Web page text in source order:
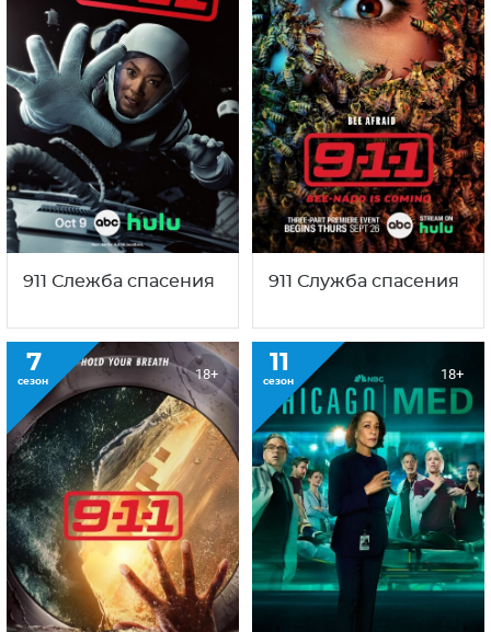
911 Слежба спасения 911 Служба спасения
7
сезон 18+ 11
сезон 18+